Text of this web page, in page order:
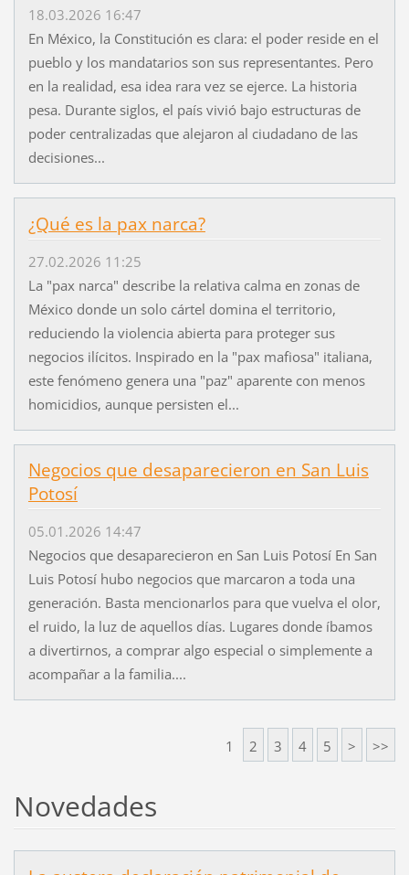
18.03.2026 16:47
En México, la Constitución es clara: el poder reside en el
pueblo y los mandatarios son sus representantes. Pero
en la realidad, esa idea rara vez se ejerce. La historia
pesa. Durante siglos, el país vivió bajo estructuras de
poder centralizadas que alejaron al ciudadano de las
decisiones...
¿Qué es la pax narca?
27.02.2026 11:25
La "pax narca" describe la relativa calma en zonas de
México donde un solo cártel domina el territorio,
reduciendo la violencia abierta para proteger sus
negocios ilícitos. Inspirado en la "pax mafiosa" italiana,
este fenómeno genera una "paz" aparente con menos
homicidios, aunque persisten el...
Negocios que desaparecieron en San Luis
Potosí
05.01.2026 14:47
Negocios que desaparecieron en San Luis Potosí En San
Luis Potosí hubo negocios que marcaron a toda una
generación. Basta mencionarlos para que vuelva el olor,
el ruido, la luz de aquellos días. Lugares donde íbamos
a divertirnos, a comprar algo especial o simplemente a
acompañar a la familia....
1 2 3 4 5 > >>
Novedades